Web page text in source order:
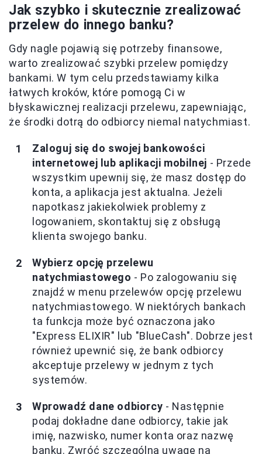
Jak szybko i skutecznie zrealizować
przelew do innego banku?
Gdy nagle pojawią się potrzeby finansowe,
warto zrealizować szybki przelew pomiędzy
bankami. W tym celu przedstawiamy kilka
łatwych kroków, które pomogą Ci w
błyskawicznej realizacji przelewu, zapewniając,
że środki dotrą do odbiorcy niemal natychmiast.
Zaloguj się do swojej bankowości
internetowej lub aplikacji mobilnej - Przede
wszystkim upewnij się, że masz dostęp do
konta, a aplikacja jest aktualna. Jeżeli
napotkasz jakiekolwiek problemy z
logowaniem, skontaktuj się z obsługą
klienta swojego banku.
Wybierz opcję przelewu
natychmiastowego - Po zalogowaniu się
znajdź w menu przelewów opcję przelewu
natychmiastowego. W niektórych bankach
ta funkcja może być oznaczona jako
"Express ELIXIR" lub "BlueCash". Dobrze jest
również upewnić się, że bank odbiorcy
akceptuje przelewy w jednym z tych
systemów.
Wprowadź dane odbiorcy - Następnie
podaj dokładne dane odbiorcy, takie jak
imię, nazwisko, numer konta oraz nazwę
banku. Zwróć szczególną uwagę na